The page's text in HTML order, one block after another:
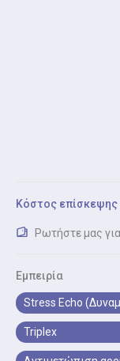
Κόστος επίσκεψης
Ρωτήστε μας
Εμπειρία
Stress Echo
Triplex
έλεγχος